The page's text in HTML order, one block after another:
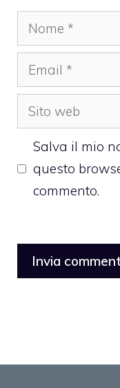
Nome
Email
Sito
web
Salva il mio
questo
commento.